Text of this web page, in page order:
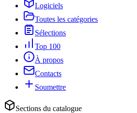
Logiciels
Toutes les catégories
Sélections
Top 100
À propos
Contacts
Soumettre
Sections du catalogue